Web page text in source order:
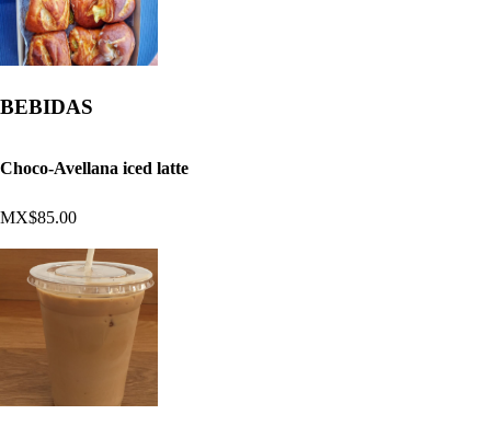
BEBIDAS
Choco-Avellana iced latte
MX$85.00